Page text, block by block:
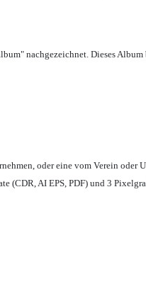
nachgezeichnet. Dieses
oder eine vom Verein oder
(CDR, AI EPS, PDF) und 3